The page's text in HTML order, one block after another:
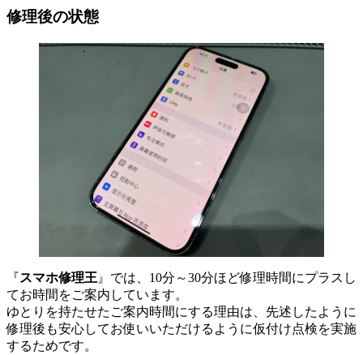
修理後の状態
『スマホ修理王 』では、10分～30分ほど修理時間にプラスし
てお時間をご案内しています。
ゆとりを持たせたご案内時間にする理由は、先述したように
修理後も安心してお使いいただけるように仮付け点検を実施
するためです。